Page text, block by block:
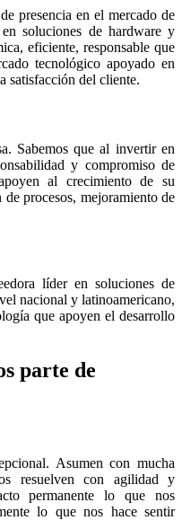
presencia en el mercado de
soluciones de hardware y
eficiente, responsable que
tecnológico apoyado en
satisfacción del cliente.
Sabemos que al invertir en
y compromiso de
al crecimiento de su
procesos, mejoramiento de
líder en soluciones de
nacional y latinoamericano,
que apoyen el desarrollo
parte de
Asumen con mucha
resuelven con agilidad y
permanente lo que nos
lo que nos hace sentir